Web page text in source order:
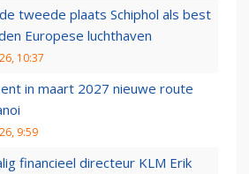
tweede plaats Schiphol als best
Europese luchthaven
10:37
in maart 2027 nieuwe route
9:59
financieel directeur KLM Erik